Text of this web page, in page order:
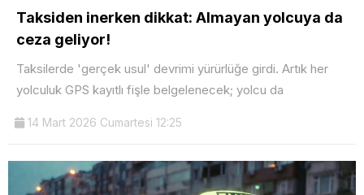
Taksiden inerken dikkat: Almayan yolcuya da
ceza geliyor!
Taksilerde 'gerçek usul' devrimi yürürlüğe girdi. Artık her
yolculuk GPS kayıtlı fişle belgelenecek; yolcu da
14 Mart 2026 Cumartesi 12:25